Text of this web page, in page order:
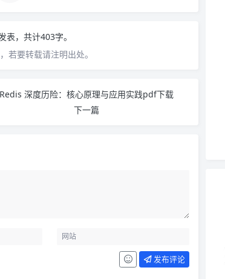
表，共计403字。
若要转载请注明出处。
Redis 深度历险：核心原理与应用实践pdf下载
下一篇
发布评论